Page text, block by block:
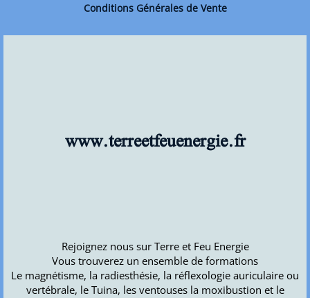
Conditions Générales de Vente
www.terreetfeuenergie.fr
Rejoignez nous sur Terre et Feu Energie
Vous trouverez un ensemble de formations
Le magnétisme, la radiesthésie, la réflexologie auriculaire ou
vertébrale, le Tuina, les ventouses la moxibustion et le